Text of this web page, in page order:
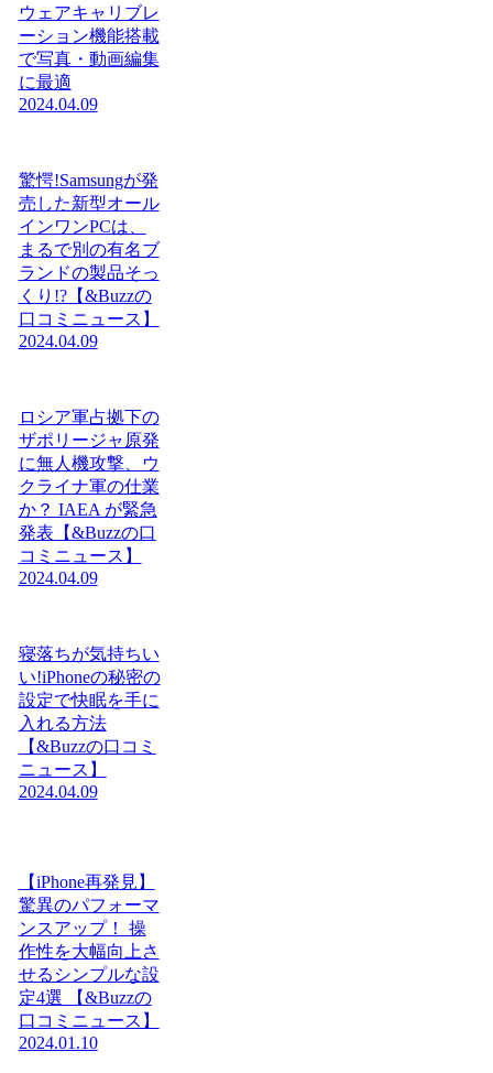
ウェアキャリブレ
ーション機能搭載
で写真・動画編集
に最適
2024.04.09
驚愕!Samsungが発
売した新型オール
インワンPCは、
まるで別の有名ブ
ランドの製品そっ
くり!?【&Buzzの
口コミニュース】
2024.04.09
ロシア軍占拠下の
ザポリージャ原発
に無人機攻撃、ウ
クライナ軍の仕業
か？ IAEA が緊急
発表【&Buzzの口
コミニュース】
2024.04.09
寝落ちが気持ちい
い!iPhoneの秘密の
設定で快眠を手に
入れる方法
【&Buzzの口コミ
ニュース】
2024.04.09
【iPhone再発見】
驚異のパフォーマ
ンスアップ！ 操
作性を大幅向上さ
せるシンプルな設
定4選 【&Buzzの
口コミニュース】
2024.01.10